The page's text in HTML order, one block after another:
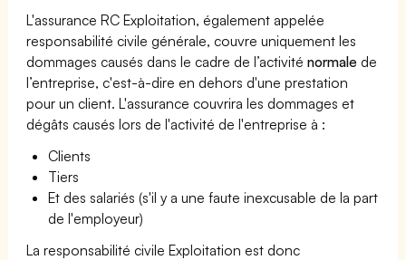
L'assurance RC Exploitation, également appelée
responsabilité civile générale, couvre uniquement les
dommages causés dans le cadre de l’activiténormale de
l’entreprise, c'est-à-dire en dehors d'une prestation
pour un client. L'assurance couvrira les dommages et
dégâts causés lors de l'activité de l'entreprise à :
Clients
Tiers
Et des salariés (s'il y a une faute inexcusable de la part
de l'employeur)
La responsabilité civile Exploitation est donc